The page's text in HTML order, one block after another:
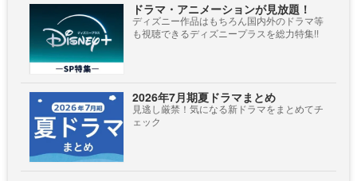
ドラマ・アニメーションが見放題！
ディズニー作品はもちろん国内外のドラマ等
も視聴できるディズニープラスを総力特集!!
2026年7月期夏ドラマまとめ
見逃し厳禁！気になる新ドラマをまとめてチ
ェック